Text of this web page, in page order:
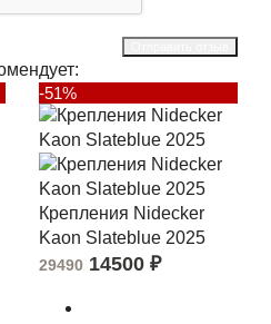
-51%
Крепления Nidecker
Kaon Slateblue 2025
29490 14500 ₽